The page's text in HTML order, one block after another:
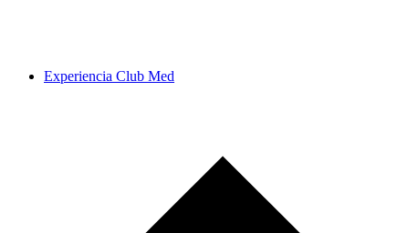
Experiencia Club Med